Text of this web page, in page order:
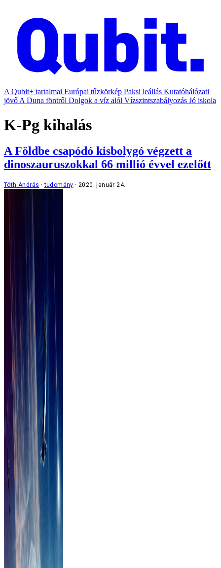
A Qubit+ tartalmai Európai tűzkörkép Paksi leállás Kutatóhálózati
jövő A Duna föntről Dolgok a víz alól Vízszintszabályozás Jó iskola
K-Pg kihalás
A Földbe csapódó kisbolygó végzett a
dinoszauruszokkal 66 millió évvel ezelőtt
Tóth András tudomány 2020. január 24.